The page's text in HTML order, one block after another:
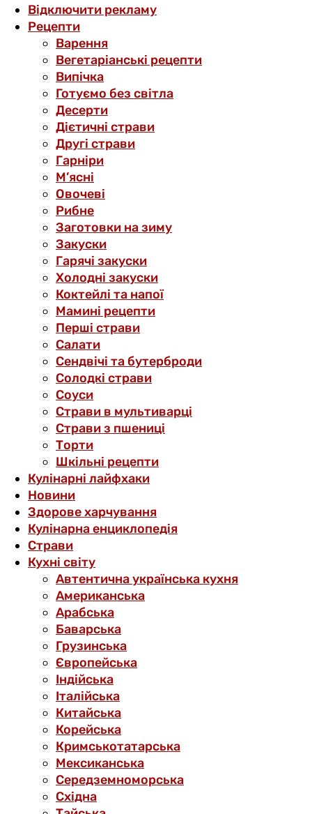
Відключити рекламу
Рецепти
Варення
Вегетаріанські рецепти
Випічка
Готуємо без світла
Десерти
Дієтичні страви
Другі страви
Гарніри
М’ясні
Овочеві
Рибне
Заготовки на зиму
Закуски
Гарячі закуски
Холодні закуски
Коктейлі та напої
Мамині рецепти
Перші страви
Салати
Сендвічі та бутерброди
Солодкі страви
Соуси
Страви в мультиварці
Страви з пшениці
Торти
Шкільні рецепти
Кулінарні лайфхаки
Новини
Здорове харчування
Кулінарна енциклопедія
Страви
Кухні світу
Автентична українська кухня
Американська
Арабська
Баварська
Грузинська
Європейська
Індійська
Італійська
Китайська
Корейська
Кримськотатарська
Мексиканська
Середземноморська
Східна